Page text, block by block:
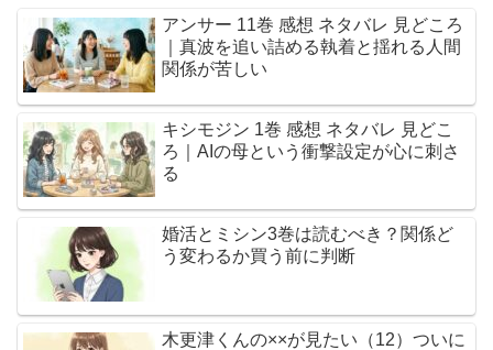
アンサー 11巻 感想 ネタバレ 見どころ
｜真波を追い詰める執着と揺れる人間
関係が苦しい
キシモジン 1巻 感想 ネタバレ 見どこ
ろ｜AIの母という衝撃設定が心に刺さ
る
婚活とミシン3巻は読むべき？関係ど
う変わるか買う前に判断
木更津くんの××が見たい（12）ついに